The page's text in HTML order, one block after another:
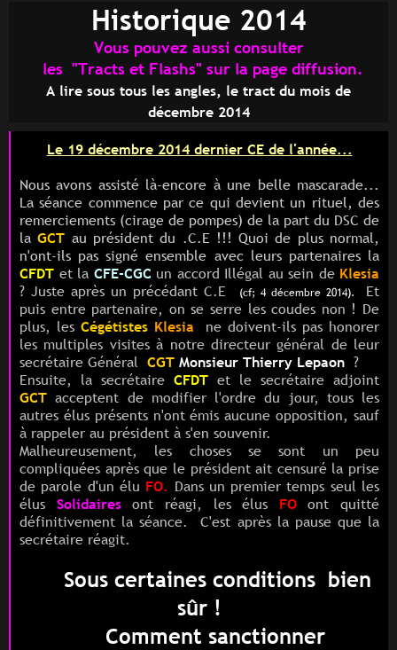
Historique 2014
Vous pouvez aussi consulter
les "Tracts et Flashs" sur la page diffusion.
A lire sous tous les angles, le tract du mois de
décembre 2014
Le 19 décembre 2014 dernier CE de l'année...
Nous avons assisté là-encore à une belle mascarade...
La séance commence par ce qui devient un rituel, des
remerciements (cirage de pompes) de la part du DSC de
laGCT au président du .C.E !!! Quoi de plus normal,
n'ont-ils pas signé ensemble avec leurs partenaires la
CFDT et la CFE-CGCun accord Illégal au sein de Klesia
? Juste après un précédant C.E
(cf; 4 décembre 2014).
Et
puis entre partenaire, on se serre les coudes non ! De
plus, les Cégétistes Klesia
ne doivent-ils pas honorer
les multiples visitesà notre directeur général de leur
secrétaire Général CGT Monsieur Thierry Lepaon ?
Ensuite, la secrétaire CFDT et le secrétaire adjoint
GCT acceptent de modifier l'ordre du jour, tous les
autres élus présents n'ont émis aucune opposition, sauf
à rappeler au président à s'en souvenir.
Malheureusement, les choses se sont un peu
compliquées après que le président ait censuré la prise
de parole d'un élu FO. Dans un premier temps seul les
élus Solidairesont réagi, les élus FO ont quitté
définitivement la séance. C'est après la pause que la
secrétaire réagit.
Sous certaines conditions bien
sûr !
Comment sanctionner